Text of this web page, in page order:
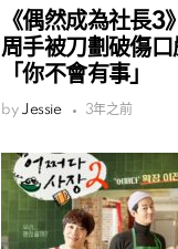
《偶然成為社長
周手被刀劃破傷
「你不會有事」
by Jessie 3年之前